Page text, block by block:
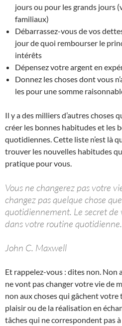
jours ou pour les grands jours
familiaux)
Débarrassez-vous de vos
jour de quoi rembourser le
intérêts
Dépensez votre argent en
Donnez les choses dont vous
les pour une somme
Il y a des milliers d’autres choses
créer les bonnes habitudes et les
quotidiennes. Cette liste n’est là
trouver les nouvelles habitudes
pratique pour vous.
Vous ne changerez pas votre
changez pas quelque chose
quotidiennement. Le secret de
dans votre routine quotidienne.
John C. Maxwell
Et rappelez-vous : dites non. Non
ne vont pas changer votre vie de
non aux choses qui gâchent
plaisir ou de la réalisation en
tâches qui ne correspondent pas